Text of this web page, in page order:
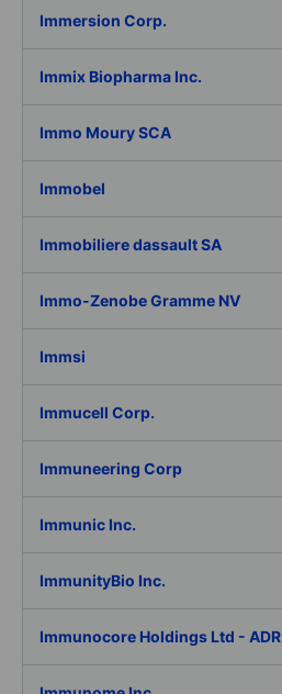
Immersion Corp.
Immix Biopharma Inc.
Immo Moury SCA
Immobel
Immobiliere dassault SA
Immo-Zenobe Gramme NV
Immsi
Immucell Corp.
Immuneering Corp
Immunic Inc.
ImmunityBio Inc.
Immunocore Holdings Ltd - ADR